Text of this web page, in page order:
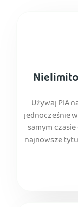
Używaj PIA
jednocześnie
samym
najnowsze